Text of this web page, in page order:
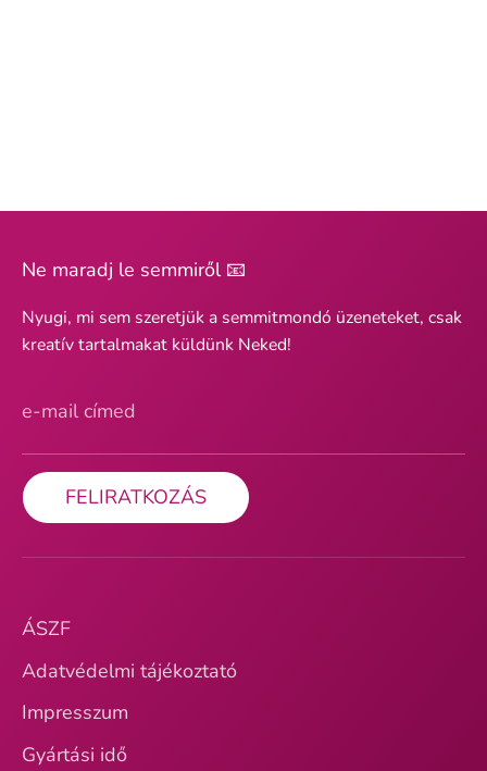
Ne maradj le semmiről 📧
Nyugi, mi sem szeretjük a semmitmondó üzeneteket, csak
kreatív tartalmakat küldünk Neked!
e-mail címed
FELIRATKOZÁS
ÁSZF
Adatvédelmi tájékoztató
Impresszum
Gyártási idő